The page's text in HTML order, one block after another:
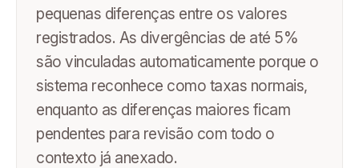
pequenas diferenças entre os valores
registrados. As divergências de até 5%
são vinculadas automaticamente porque o
sistema reconhece como taxas normais,
enquanto as diferenças maiores ficam
pendentes para revisão com todo o
contexto já anexado.